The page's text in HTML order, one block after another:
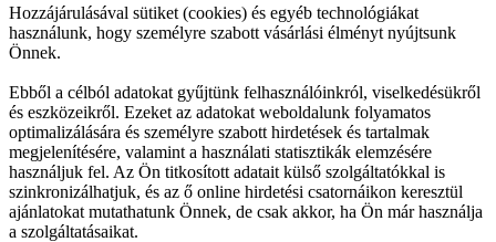
Hozzájárulásával sütiket (cookies) és egyéb technológiákat
használunk, hogy személyre szabott vásárlási élményt nyújtsunk
Önnek.
Ebből a célból adatokat gyűjtünk felhasználóinkról, viselkedésükről
és eszközeikről. Ezeket az adatokat weboldalunk folyamatos
optimalizálására és személyre szabott hirdetések és tartalmak
megjelenítésére, valamint a használati statisztikák elemzésére
használjuk fel. Az Ön titkosított adatait külső szolgáltatókkal is
szinkronizálhatjuk, és az ő online hirdetési csatornáikon keresztül
ajánlatokat mutathatunk Önnek, de csak akkor, ha Ön már használja
a szolgáltatásaikat.